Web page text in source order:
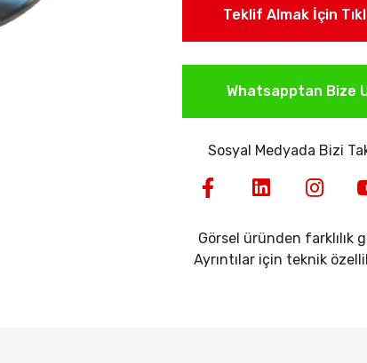
Teklif Almak İçin
Whatsapptan Bize
Sosyal Medyada Bizi
Görsel üründen farklılık
Ayrıntılar için teknik